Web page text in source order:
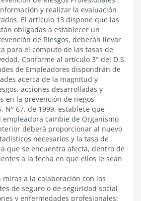
y realizar la evaluación
El artículo 13 dispone que las
obligadas a establecer un
de Riesgos, deberán llevar
para el cómputo de las tasas de
Conforme al artículo 3° del D.S.
de Empleadores dispondrán de
acerca de la magnitud y
acciones desarrolladas y
en la prevención de riegos
N° 67, de 1999, establece que
cambie de Organismo
deberá proporcionar al nuevo
necesarios y la tasa de
que se encuentra afecta, dentro de
a la fecha en que ellos le sean
miras a la colaboración con los
de seguro o de seguridad social
y enfermedades profesionales: